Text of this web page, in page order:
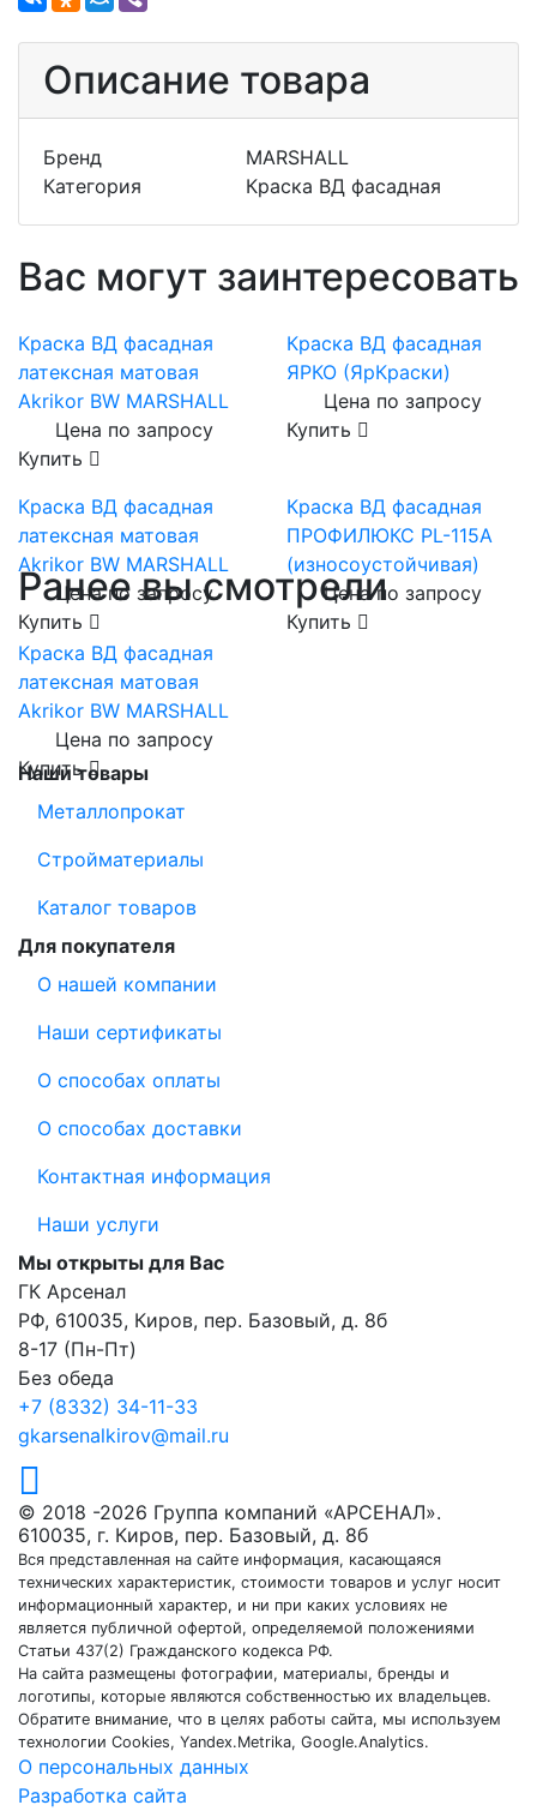
Описание товара
Бренд
MARSHALL
Категория
Краска ВД фасадная
Вас могут заинтересовать
Краска ВД фасадная
латексная матовая
Akrikor BW MARSHALL
Цена по запросу
Купить
Краска ВД фасадная
ЯРКО (ЯрКраски)
Цена по запросу
Купить
Краска ВД фасадная
латексная матовая
Akrikor BW MARSHALL
Цена по запросу
Купить
Краска ВД фасадная
ПРОФИЛЮКС PL-115А
(износоустойчивая)
Цена по запросу
Купить
Ранее вы смотрели
Краска ВД фасадная
латексная матовая
Akrikor BW MARSHALL
Цена по запросу
Купить
Наши товары
Металлопрокат
Стройматериалы
Каталог товаров
Для покупателя
О нашей компании
Наши сертификаты
О способах оплаты
О способах доставки
Контактная информация
Наши услуги
Мы открыты для Вас
ГК Арсенал
РФ, 610035, Киров, пер. Базовый, д. 8б
8-17 (Пн-Пт)
Без обеда
+7 (8332) 34-11-33
gkarsenalkirov@mail.ru
© 2018 -2026 Группа компаний «АРСЕНАЛ».
610035, г. Киров, пер. Базовый, д. 8б
Вся представленная на сайте информация, касающаяся
технических характеристик, стоимости товаров и услуг носит
информационный характер, и ни при каких условиях не
является публичной офертой, определяемой положениями
Статьи 437(2) Гражданского кодекса РФ.
На сайта размещены фотографии, материалы, бренды и
логотипы, которые являются собственностью их владельцев.
Обратите внимание, что в целях работы сайта, мы используем
технологии Cookies, Yandex.Metrika, Google.Analytics.
О персональных данных
Разработка сайта